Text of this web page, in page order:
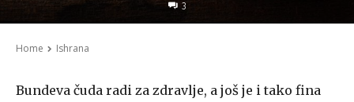
3
Home Ishrana
Bundeva čuda radi za zdravlje, a još je i tako fina